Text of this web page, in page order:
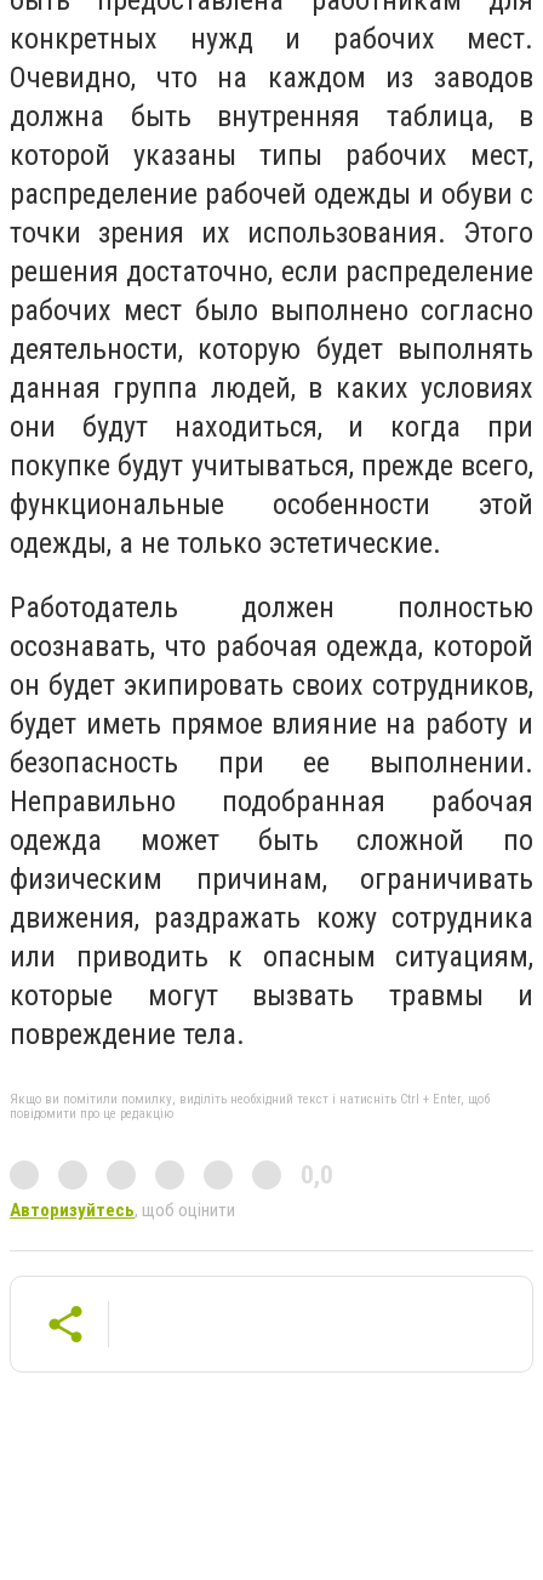
конкретных нужд и рабочих мест.
Очевидно, что на каждом из заводов
должна быть внутренняя таблица, в
которой указаны типы рабочих мест,
распределение рабочей одежды и обуви с
точки зрения их использования. Этого
решения достаточно, если распределение
рабочих мест было выполнено согласно
деятельности, которую будет выполнять
данная группа людей, в каких условиях
они будут находиться, и когда при
покупке будут учитываться, прежде всего,
функциональные особенности этой
одежды, а не только эстетические.
Работодатель должен полностью
осознавать, что рабочая одежда, которой
он будет экипировать своих сотрудников,
будет иметь прямое влияние на работу и
безопасность при ее выполнении.
Неправильно подобранная рабочая
одежда может быть сложной по
физическим причинам, ограничивать
движения, раздражать кожу сотрудника
или приводить к опасным ситуациям,
которые могут вызвать травмы и
повреждение тела.
Якщо ви помітили помилку, виділіть необхідний текст і натисніть Ctrl + Enter, щоб
повідомити про це редакцію
0,0
Авторизуйтесь, щоб оцінити